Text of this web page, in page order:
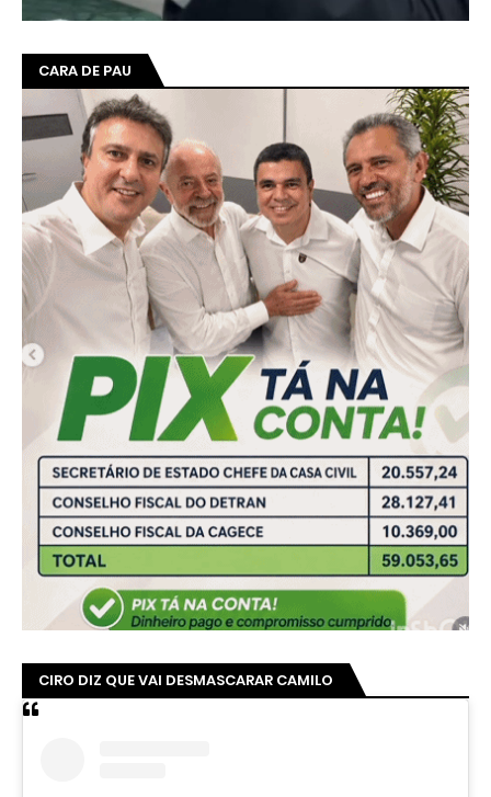
CARA DE PAU
CIRO DIZ QUE VAI DESMASCARAR CAMILO